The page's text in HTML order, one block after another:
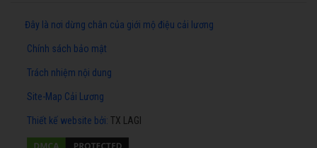
Đây là nơi dừng chân của giới mộ điệu cải lương
Chính sách bảo mật
Trách nhiệm nội dung
Site-Map Cải Lương
Thiết kế website bởi: TX LAGI